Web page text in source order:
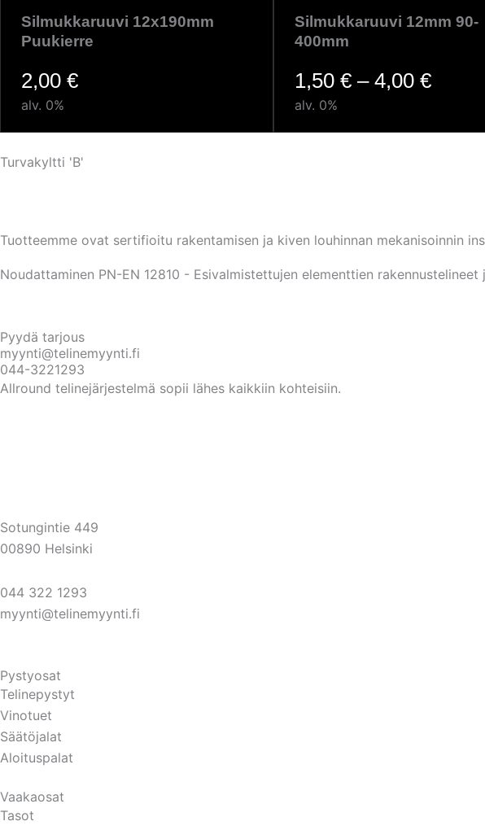
Silmukkaruuvi 12x190mm
Puukierre
2,00 €
alv. 0%
Silmukkaruuvi 12mm 90-
400mm
1,50 € – 4,00 €
alv. 0%
Turvakyltti 'B'
Tuotteemme ovat sertifioitu rakentamisen ja kiven louhinnan mekanisoinnin
Noudattaminen PN-EN 12810 - Esivalmistettujen elementtien
Pyydä tarjous
myynti@telinemyynti.fi
044-3221293
Allround telinejärjestelmä sopii lähes kaikkiin kohteisiin.
Sotungintie 449
00890 Helsinki
044 322 1293
myynti@telinemyynti.fi
Pystyosat
Telinepystyt
Vinotuet
Säätöjalat
Aloituspalat
Vaakaosat
Tasot